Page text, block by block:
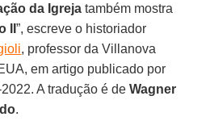
da Igreja também mostra
II”, escreve o historiador
, professor da Villanova
em artigo publicado por
2022. A tradução é deWagner
.